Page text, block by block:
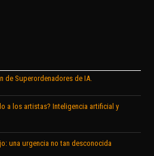
de Superordenadores de IA.
a los artistas? Inteligencia artificial y
una urgencia no tan desconocida